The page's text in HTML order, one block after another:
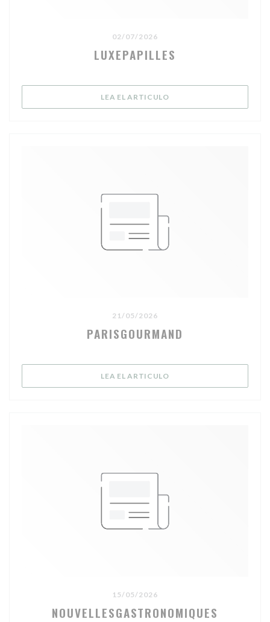
02/07/2026
LUXEPAPILLES
LEA EL ARTICULO((ABRE EN UNA NUEVA
21/05/2026
PARISGOURMAND
LEA EL ARTICULO((ABRE EN UNA NUEVA
15/05/2026
NOUVELLESGASTRONOMIQUES